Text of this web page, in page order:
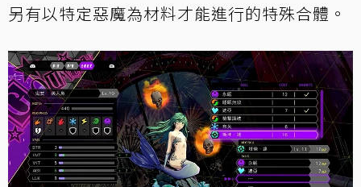
另有以特定惡魔為材料才能進行的特殊合體。